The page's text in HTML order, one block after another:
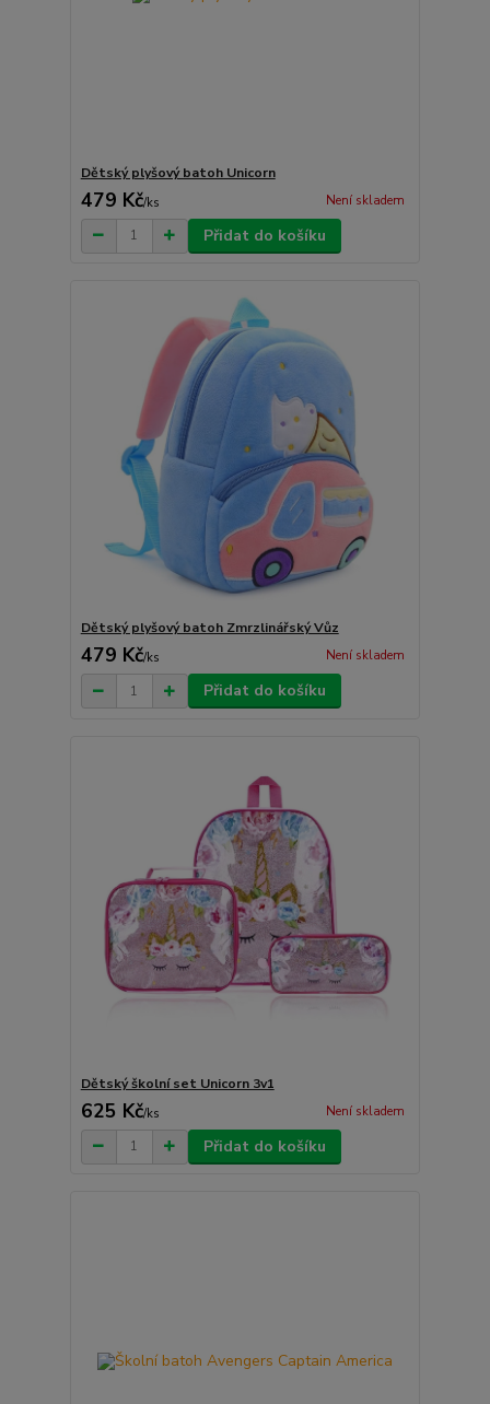
Dětský plyšový batoh Unicorn
479 Kč/ks Není skladem
Přidat do košíku
Dětský plyšový batoh Zmrzlinářský Vůz
479 Kč/ks Není skladem
Přidat do košíku
Dětský školní set Unicorn 3v1
625 Kč/ks Není skladem
Přidat do košíku